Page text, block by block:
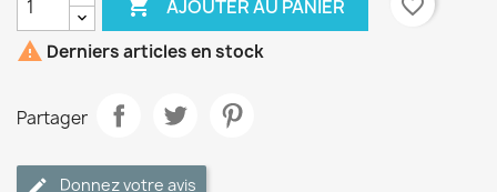
 AJOUTER AU PANIER
favorite_border
 Derniers articles en stock
Partager
Donnez votre avis